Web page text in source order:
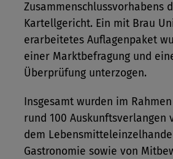
Zusammenschlussvorhabens
Kartellgericht. Ein mit Brau
erarbeitetes Auflagenpaket
einer Marktbefragung und
Überprüfung unterzogen.
Insgesamt wurden im
rund 100 Auskunftsverlangen
dem
Gastronomie sowie von